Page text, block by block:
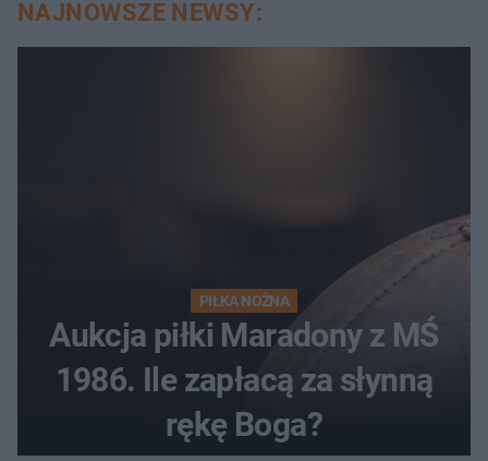
NAJNOWSZE NEWSY:
PIŁKA NOŻNA
Aukcja piłki Maradony z MŚ
1986. Ile zapłacą za słynną
rękę Boga?